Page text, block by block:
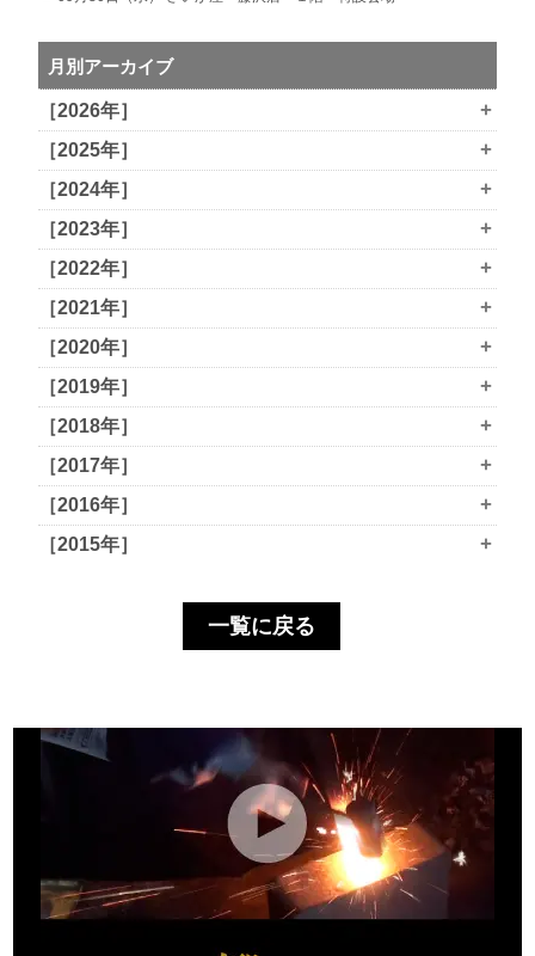
月別アーカイブ
［2026年］ +
［2025年］ +
［2024年］ +
［2023年］ +
［2022年］ +
［2021年］ +
［2020年］ +
［2019年］ +
［2018年］ +
［2017年］ +
［2016年］ +
［2015年］ +
一覧に戻る